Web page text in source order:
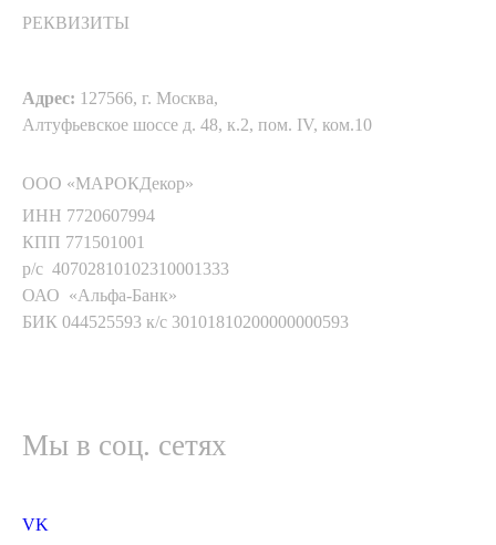
РЕКВИЗИТЫ
Адрес: 127566, г. Москва,
Алтуфьевское шоссе д. 48, к.2, пом. IV, ком.10
ООО «МАРОКДекор»
ИНН 7720607994
КПП 771501001
р/с 40702810102310001333
ОАО «Альфа-Банк»
БИК 044525593 к/с 30101810200000000593
Мы в соц. сетях
VK